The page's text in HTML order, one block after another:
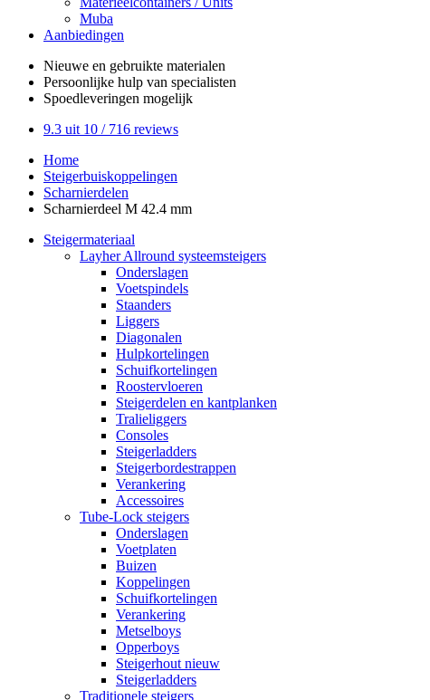
Muba
Aanbiedingen
Nieuwe en gebruikte materialen
Persoonlijke hulp van specialisten
Spoedleveringen mogelijk
9.3 uit 10 / 716 reviews
Home
Steigerbuiskoppelingen
Scharnierdelen
Scharnierdeel M 42.4 mm
Steigermateriaal
Layher Allround systeemsteigers
Onderslagen
Voetspindels
Staanders
Liggers
Diagonalen
Hulpkortelingen
Schuifkortelingen
Roostervloeren
Steigerdelen en kantplanken
Tralieliggers
Consoles
Steigerladders
Steigerbordestrappen
Verankering
Accessoires
Tube-Lock steigers
Onderslagen
Voetplaten
Buizen
Koppelingen
Schuifkortelingen
Verankering
Metselboys
Opperboys
Steigerhout nieuw
Steigerladders
Traditionele steigers